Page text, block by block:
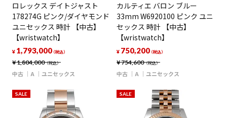
ロレックス デイトジャスト
178274G ピンク/ダイヤモンド
ユニセックス 時計 【中古】
【wristwatch】
¥1,804,000（税込）
¥ 1,793,000（税込）
中古 A ユニセックス
カルティエ バロン ブルー
33mm W6920100 ピンク ユニ
セックス 時計 【中古】
【wristwatch】
¥754,600（税込）
¥ 750,200（税込）
中古 A ユニセックス
SALE SALE